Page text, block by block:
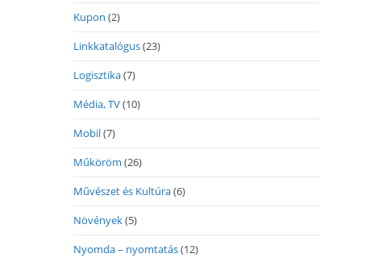
Kupon (2)
Linkkatalógus(23)
Logisztika(7)
Média, TV(10)
Mobil(7)
Műköröm (26)
Művészet és Kultúra(6)
Növények(5)
Nyomda – nyomtatás(12)